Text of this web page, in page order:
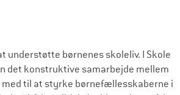
understøtte børnenes skoleliv. I Skole
det konstruktive samarbejde mellem
til at styrke børnefællesskaberne i